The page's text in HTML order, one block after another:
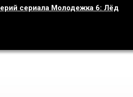
сериала Молодежка 6: Лёд